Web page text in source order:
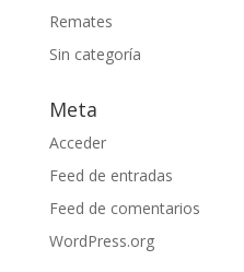
Remates
Sin categoría
Meta
Acceder
Feed de entradas
Feed de comentarios
WordPress.org